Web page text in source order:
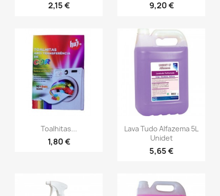
2,15 € 9,20 €
Toalhitas...
1,80 €
Lava Tudo Alfazema 5L
Unidet
5,65 €